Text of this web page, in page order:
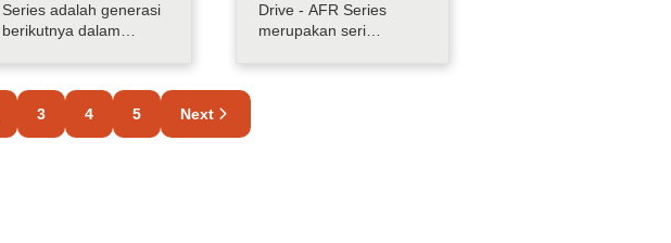
Series adalah generasi
berikutnya dalam
Pengoperasian Presisi
Tertinggi, Torsi Tertinggi,
dan Diam disediakan
oleh Helical Gearing
Drive - AFR Series
merupakan seri
Apex yang memiliki
3 4 5 Next